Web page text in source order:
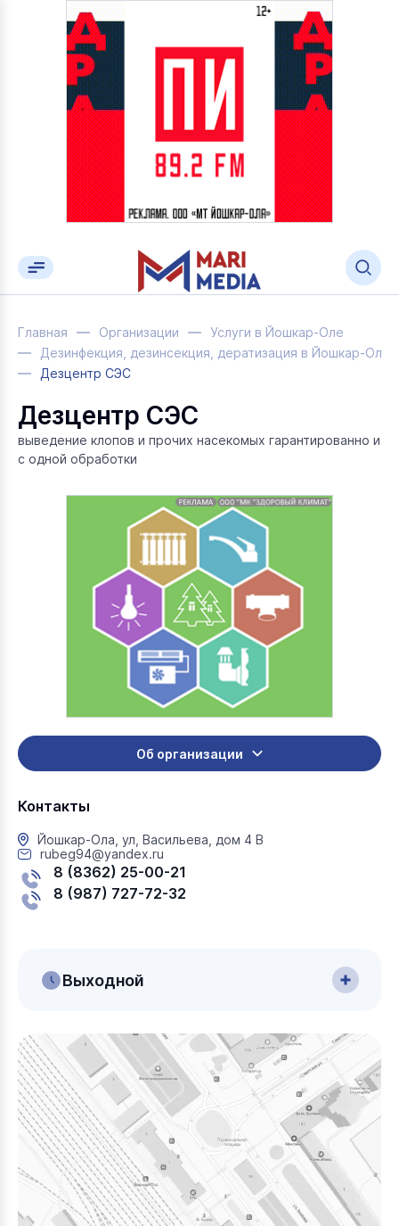
Главная Организации
Услуги в Йошкар-Оле
Дезинфекция, дезинсекция, дератизация в Йошкар-Оле
Дезцентр СЭС
Дезцентр СЭС
выведение клопов и прочих насекомых гарантированно и
с одной обработки
Об организации
Контакты
Йошкар-Ола, ул, Васильева, дом 4 В
rubeg94@yandex.ru
8 (8362) 25-00-21
8 (987) 727-72-32
Выходной